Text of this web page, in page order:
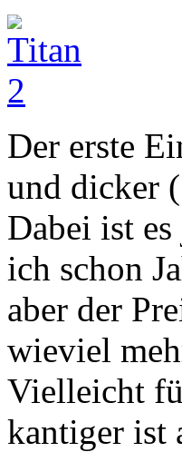
Der erste
und dicker
Dabei ist
ich schon
aber der
wieviel
Vielleicht
kantiger ist